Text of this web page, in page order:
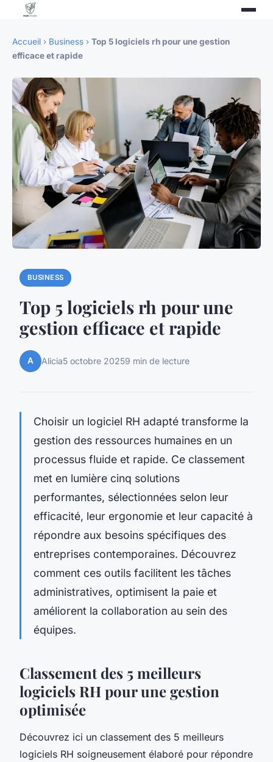
Accueil › Business › Top 5 logiciels rh pour une gestion
efficace et rapide
BUSINESS
Top 5 logiciels rh pour une
gestion efficace et rapide
A Alicia5 octobre 20259 min de lecture
Choisir un logiciel RH adapté transforme la
gestion des ressources humaines en un
processus fluide et rapide. Ce classement
met en lumière cinq solutions
performantes, sélectionnées selon leur
efficacité, leur ergonomie et leur capacité à
répondre aux besoins spécifiques des
entreprises contemporaines. Découvrez
comment ces outils facilitent les tâches
administratives, optimisent la paie et
améliorent la collaboration au sein des
équipes.
Classement des 5 meilleurs
logiciels RH pour une gestion
optimisée
Découvrez ici un classement des 5 meilleurs
logiciels RH soigneusement élaboré pour répondre